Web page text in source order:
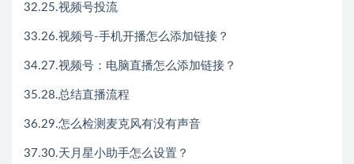
32.25.视频号投流
33.26.视频号-手机开播怎么添加链接？
34.27.视频号：电脑直播怎么添加链接？
35.28.总结直播流程
36.29.怎么检测麦克风有没有声音
37.30.天月星小助手怎么设置？